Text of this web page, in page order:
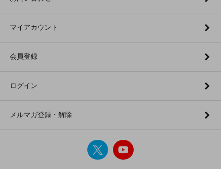
マイアカウント
会員登録
ログイン
メルマガ登録・解除